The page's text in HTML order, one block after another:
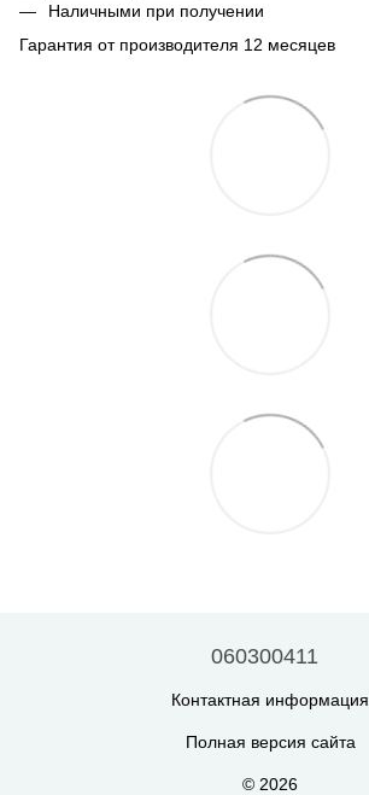
Наличными при получении
Гарантия от производителя 12 месяцев
060300411
Контактная информация
Полная версия сайта
© 2026